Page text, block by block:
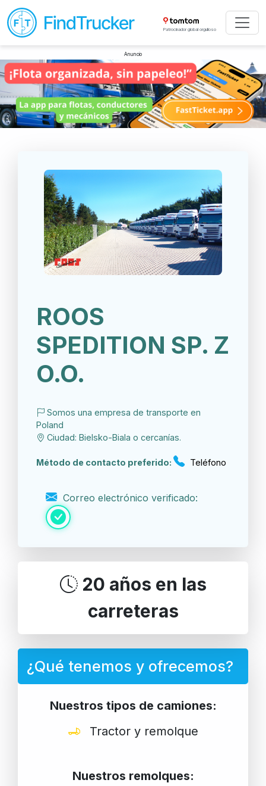
Patrocinador global orgulloso
Anuncio
ROOS
SPEDITION SP. Z
O.O.
Somos una empresa de transporte en
Poland
Ciudad: Bielsko-Biala o cercanías.
Método de contacto preferido: Teléfono
Correo electrónico verificado:
20 años en las
carreteras
¿Qué tenemos y ofrecemos?
Nuestros tipos de camiones:
Tractor y remolque
Nuestros remolques: